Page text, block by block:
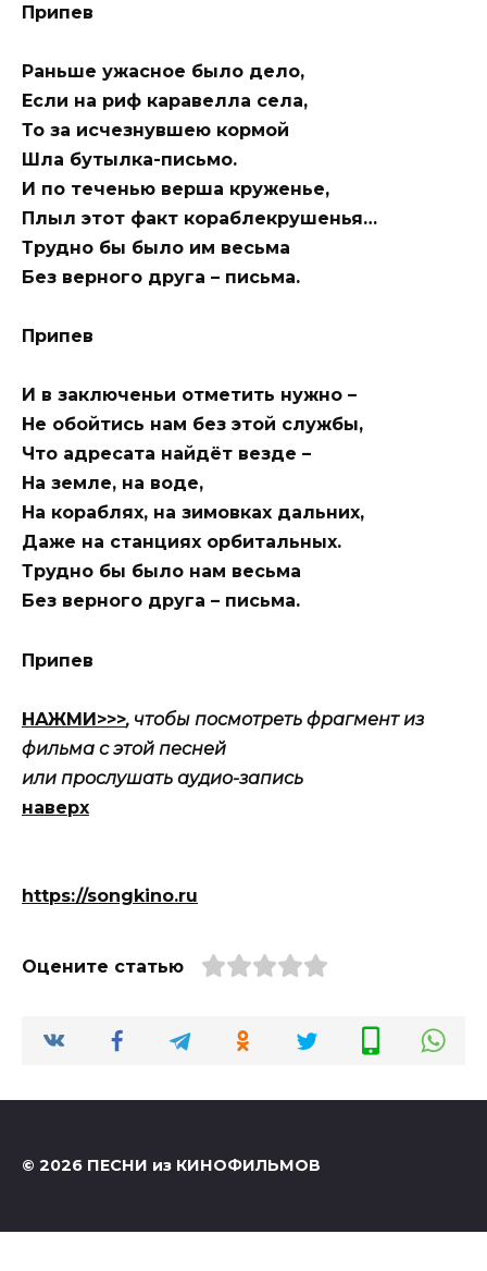
Припев
Раньше ужасное было дело,
Если на риф каравелла села,
То за исчезнувшею кормой
Шла бутылка-письмо.
И по теченью верша круженье,
Плыл этот факт кораблекрушенья…
Трудно бы было им весьма
Без верного друга – письма.
Припев
И в заключеньи отметить нужно –
Не обойтись нам без этой службы,
Что адресата найдёт везде –
На земле, на воде,
На кораблях, на зимовках дальних,
Даже на станциях орбитальных.
Трудно бы было нам весьма
Без верного друга – письма.
Припев
НАЖМИ>>>, чтобы посмотреть фрагмент из
фильма с этой песней
или прослушать аудио-запись
наверх
https://songkino.ru
Оцените статью
© 2026 ПЕСНИ из КИНОФИЛЬМОВ